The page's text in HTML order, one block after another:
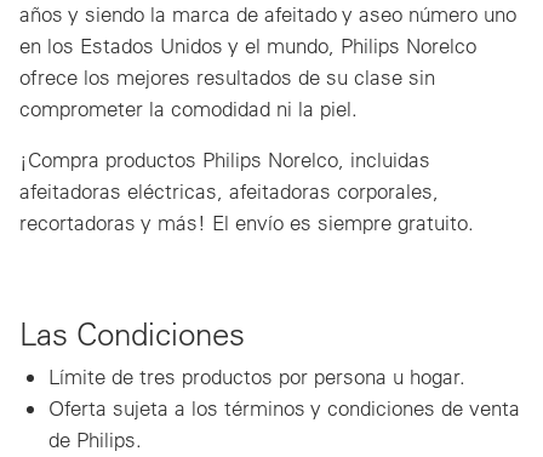
años y siendo la marca de afeitado y aseo número uno
en los Estados Unidos y el mundo, Philips Norelco
ofrece los mejores resultados de su clase sin
comprometer la comodidad ni la piel.
¡Compra productos Philips Norelco, incluidas
afeitadoras eléctricas, afeitadoras corporales,
recortadoras y más! El envío es siempre gratuito.
Las Condiciones
Límite de tres productos por persona u hogar.
Oferta sujeta a los términos y condiciones de venta
de Philips.